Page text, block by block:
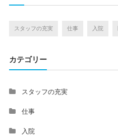
スタッフの充実 仕事 入院
カテゴリー
スタッフの充実
仕事
入院